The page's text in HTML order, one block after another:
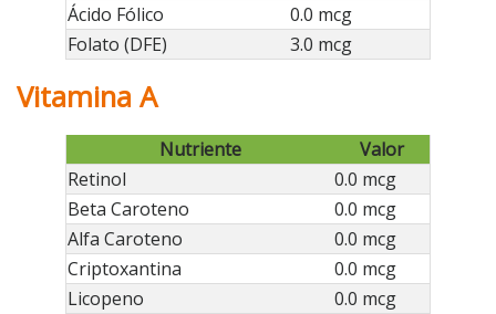
Ácido Fólico
0.0 mcg
Folato (DFE)
3.0 mcg
Vitamina A
Nutriente
Valor
Retinol
0.0 mcg
Beta Caroteno
0.0 mcg
Alfa Caroteno
0.0 mcg
Criptoxantina
0.0 mcg
Licopeno
0.0 mcg